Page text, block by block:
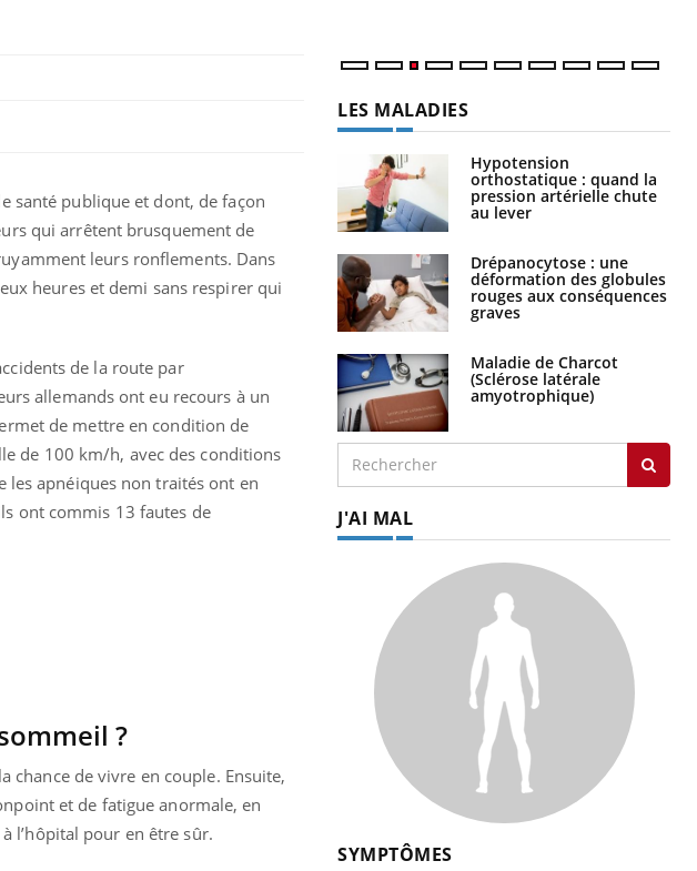
santé publique et dont, de façon
qui arrêtent brusquement de
leurs ronflements. Dans
heures et demi sans respirer qui
de la route par
allemands ont eu recours à un
de mettre en condition de
de 100 km/h, avec des conditions
les apnéiques non traités ont en
ont commis 13 fautes de
?
chance de vivre en couple. Ensuite,
et de fatigue anormale, en
l’hôpital pour en être sûr.
LES MALADIES
Hypotension
orthostatique : quand la
pression artérielle chute
au lever
Drépanocytose : une
déformation des globules
rouges aux conséquences
graves
Maladie de Charcot
(Sclérose latérale
amyotrophique)
J'AI MAL
SYMPTÔMES